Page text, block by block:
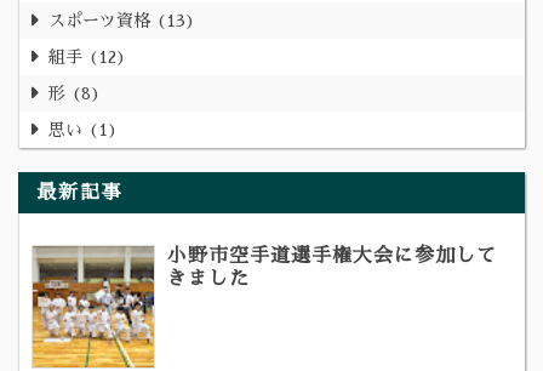
スポーツ資格 13
組手 12
形 8
思い 1
最新記事
小野市空手道選手権大会に参加して
きました